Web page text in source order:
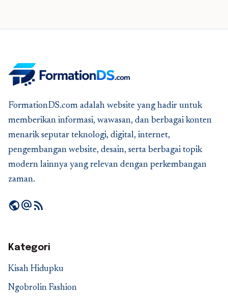
FormationDS.com adalah website yang hadir untuk
memberikan informasi, wawasan, dan berbagai konten
menarik seputar teknologi, digital, internet,
pengembangan website, desain, serta berbagai topik
modern lainnya yang relevan dengan perkembangan
zaman.
publicalternate_emailrss_feed
Kategori
Kisah Hidupku
Ngobrolin Fashion